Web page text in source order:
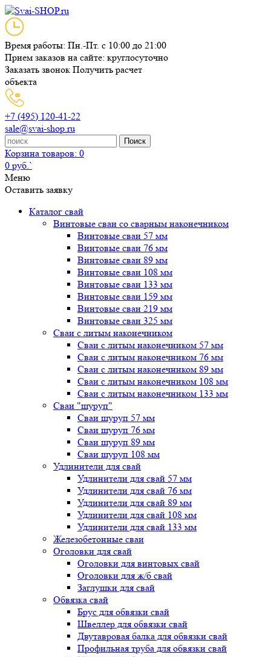
Время работы: Пн.-Пт. с 10:00 до 21:00
Прием заказов на сайте: круглосуточно
Заказать звонок Получить расчет
объекта
+7 (495) 120-41-22
sale@svai-shop.ru
Поиск
Корзина товаров: 0
0 руб.`
Меню
Оставить заявку
Каталог свай
Винтовые сваи со сварным наконечником
Винтовые сваи 57 мм
Винтовые сваи 76 мм
Винтовые сваи 89 мм
Винтовые сваи 108 мм
Винтовые сваи 133 мм
Винтовые сваи 159 мм
Винтовые сваи 219 мм
Винтовые сваи 325 мм
Сваи с литым наконечником
Сваи с литым наконечником 57 мм
Сваи с литым наконечником 76 мм
Сваи с литым наконечником 89 мм
Сваи с литым наконечником 108 мм
Сваи с литым наконечником 133 мм
Сваи "шуруп"
Сваи шуруп 57 мм
Сваи шуруп 76 мм
Сваи шуруп 89 мм
Сваи шуруп 108 мм
Удлинители для свай
Удлинители для свай 57 мм
Удлинители для свай 76 мм
Удлинители для свай 89 мм
Удлинители для свай 108 мм
Удлинители для свай 133 мм
Железобетонные сваи
Оголовки для свай
Оголовки для винтовых свай
Оголовки для ж/б свай
Заглушки для свай
Обвязка свай
Брус для обвязки свай
Швеллер для обвязки свай
Двутавровая балка для обвязки свай
Профильная труба для обвязки свай